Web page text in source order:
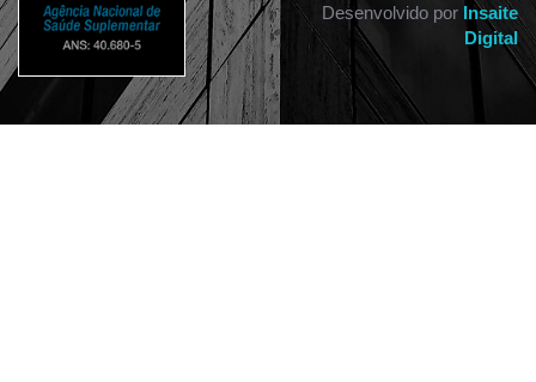
Desenvolvido por Insaite
Digital